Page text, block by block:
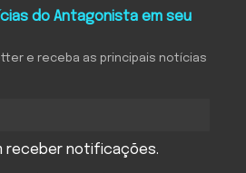
do Antagonista em seu
e receba as principais notícias
receber notificações.